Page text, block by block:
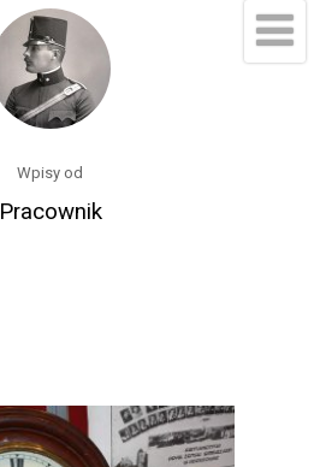
Wpisy od
Pracownik